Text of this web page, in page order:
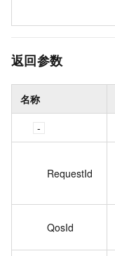
返回参数
名称
RequestId
QosId